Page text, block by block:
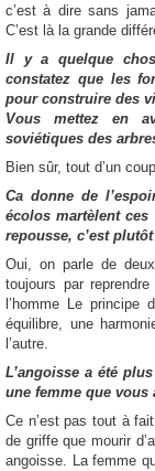
c’est à dire sans
C’est là la grande
Il y a quelque
constatez que les
pour construire des
Vous mettez en
soviétiques des
Bien sûr, tout d’un
Ca donne de
écolos martèlent
repousse, c’est
Oui, on parle de
toujours par
l’homme Le principe
équilibre, une
l’autre.
L’angoisse a été
une femme que vous
Ce n’est pas tout à
de griffe que mourir
angoisse. La femme